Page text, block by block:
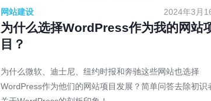
2024年3月
网站建设
为什么选择WordPress作为我的网站
目？
为什么微软、迪士尼、纽约时报和奔驰这些网站也选择
WordPress作为他们的网站项目发展？简单问答去除初识